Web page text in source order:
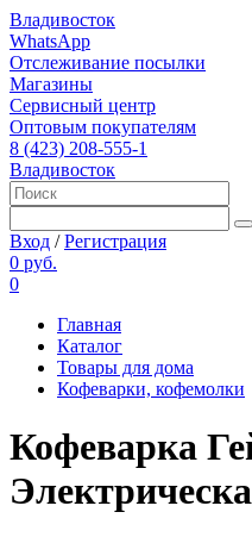
Владивосток
WhatsApp
Отслеживание посылки
Магазины
Сервисный центр
Оптовым покупателям
8 (423) 208-555-1
Владивосток
Вход /Регистрация
0 руб.
0
Главная
Каталог
Товары для дома
Кофеварки, кофемолки
Кофеварка